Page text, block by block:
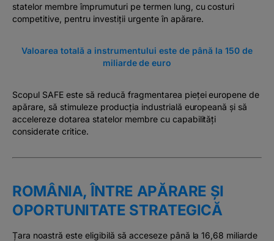
statelor membre împrumuturi pe termen lung, cu costuri
competitive, pentru investiții urgente în apărare.
Valoarea totală a instrumentului este de până la 150 de
miliarde de euro
Scopul SAFE este să reducă fragmentarea pieței europene de
apărare, să stimuleze producția industrială europeană și să
accelereze dotarea statelor membre cu capabilități
considerate critice.
ROMÂNIA, ÎNTRE APĂRARE ȘI
OPORTUNITATE STRATEGICĂ
Țara noastră este eligibilă să acceseze până la 16,68 miliarde